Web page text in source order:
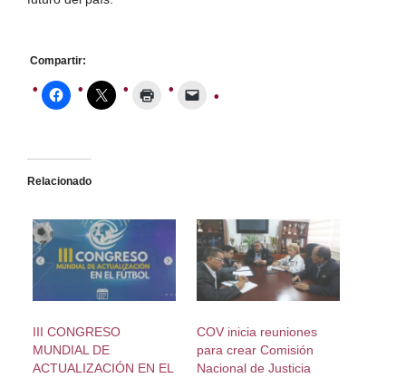
Compartir:
Relacionado
III CONGRESO
MUNDIAL DE
ACTUALIZACIÓN EN EL
COV inicia reuniones
para crear Comisión
Nacional de Justicia